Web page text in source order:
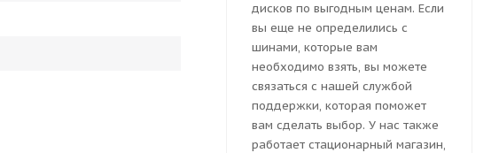
дисков по выгодным ценам. Если
вы еще не определились с
шинами, которые вам
необходимо взять, вы можете
связаться с нашей службой
поддержки, которая поможет
вам сделать выбор. У нас также
работает стационарный магазин,